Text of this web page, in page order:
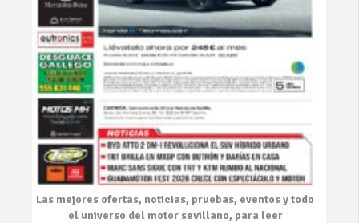
Las mejores ofertas, noticias, pruebas, eventosy todo
el universo del motor sevillano, para leer